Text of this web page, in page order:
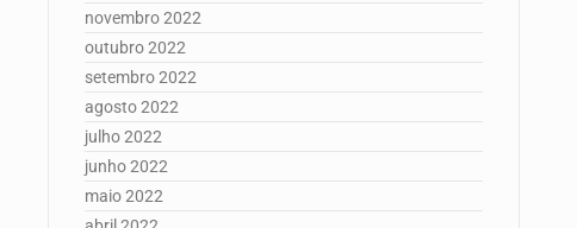
novembro 2022
outubro 2022
setembro 2022
agosto 2022
julho 2022
junho 2022
maio 2022